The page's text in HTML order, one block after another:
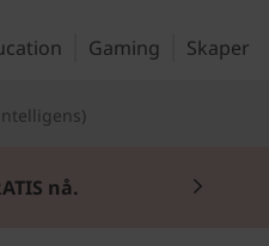
Gaming Skaper
nå.